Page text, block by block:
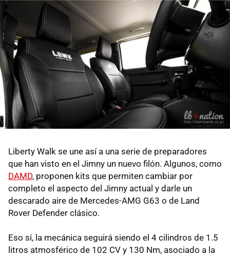
Liberty Walk se une así a una serie de preparadores
que han visto en el Jimny un nuevo filón. Algunos, como
DAMD, proponen kits que permiten cambiar por
completo el aspecto del Jimny actual y darle un
descarado aire de Mercedes-AMG G63 o de Land
Rover Defender clásico.
Eso sí, la mecánica seguirá siendo el 4 cilindros de 1.5
litros atmosférico de 102 CV y 130 Nm, asociado a la